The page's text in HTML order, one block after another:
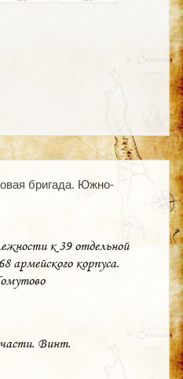
бригада. Южно-
к 39 отдельной
армейского корпуса.
Винт.